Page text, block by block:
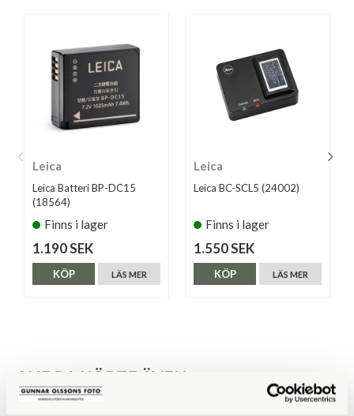
Leica
Leica Batteri BP-DC15
(18564)
Finns i lager
1.190 SEK
LÄS MER
KÖP
Leica
Leica BC-SCL5 (24002)
Finns i lager
1.550 SEK
LÄS MER
KÖP
ANDRA KÖPTE ÄVEN